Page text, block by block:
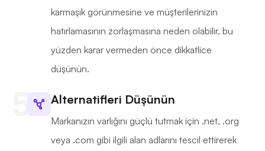
karmaşık görünmesine ve müşterilerinizin
hatırlamasının zorlaşmasına neden olabilir, bu
yüzden karar vermeden önce dikkatlice
düşünün.
Alternatifleri Düşünün
Markanızın varlığını güçlü tutmak için .net, .org
veya .com gibi ilgili alan adlarını tescil ettirerek